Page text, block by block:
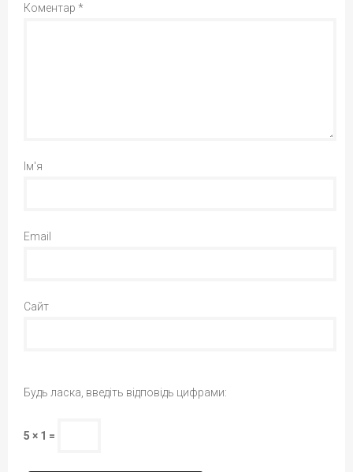
Коментар *
Ім'я
Email
Сайт
Будь ласка, введіть відповідь цифрами:
5 × 1 =